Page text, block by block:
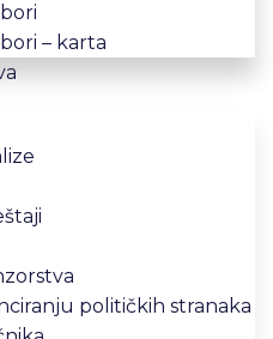
– karta
političkih stranaka